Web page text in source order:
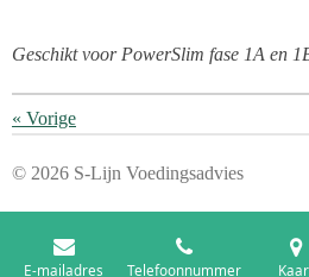
Geschikt voor PowerSlim fase 1A en
« Vorige
© 2026 S-Lijn Voedingsadvies
E-mailadres Telefoonnummer